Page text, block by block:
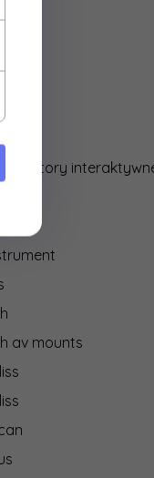
monitory
av mounts